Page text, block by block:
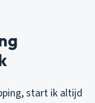
start ik altijd